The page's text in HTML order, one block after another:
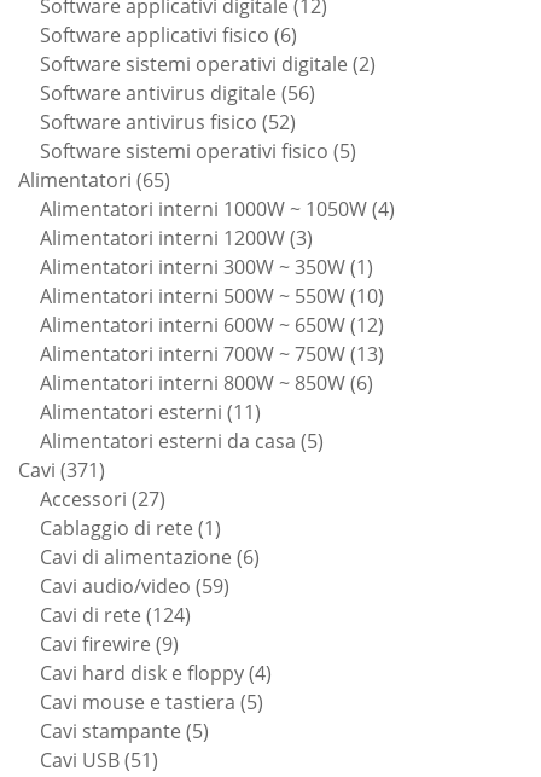
Software applicativi digitale 12
Software applicativi fisico 66
prodotti
Software sistemi operativi digitale 22
Software antivirus digitale 5656
Software antivirus fisico 5252
prodotti
Software sistemi operativi fisico 55
Alimentatori 6565
prodotti
Alimentatori interni 1000W ~ 1050W 44
Alimentatori interni 1200W 33
prodotti
Alimentatori interni 300W ~ 350W 11
prodotto
Alimentatori interni 500W ~ 550W 1010
prodotti
Alimentatori interni 600W ~ 650W 1212
prodotti
Alimentatori interni 700W ~ 750W 1313
Alimentatori interni 800W ~ 850W 66
Alimentatori esterni 1111
prodotti
Alimentatori esterni da casa 55
Cavi 371371
prodotti
Accessori 2727
prodotti
Cablaggio di rete 11
prodotto
Cavi di alimentazione 66
Cavi audio/video 5959
Cavi di rete 124124
Cavi firewire 99
prodotti
Cavi hard disk e floppy 44
Cavi mouse e tastiera 55
Cavi stampante 55
Cavi USB 5151